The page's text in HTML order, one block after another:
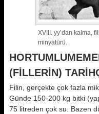
XVIII. yy’dan kalma,
minyatürü.
(FİLLERİN)
Filin, gerçekte çok fazla
Günde 150-200 kg bitki
75 litreden çok su. Bazen